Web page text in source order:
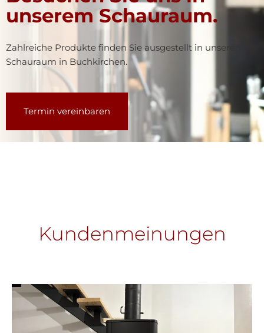
unserem Schauraum.
Zahlreiche Produkte finden Sie ausgestellt in unserem
Schauraum in Buchkirchen.
Termin vereinbaren
Kundenmeinungen